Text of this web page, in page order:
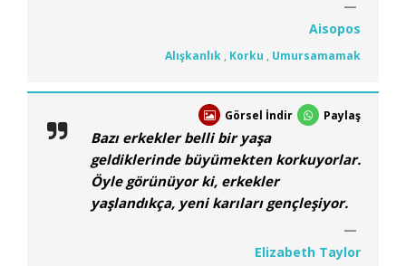
Aisopos
Alışkanlık , Korku , Umursamamak
Görsel İndir Paylaş
Bazı erkekler belli bir yaşa
geldiklerinde büyümekten korkuyorlar.
Öyle görünüyor ki, erkekler
yaşlandıkça, yeni karıları gençleşiyor.
Elizabeth Taylor